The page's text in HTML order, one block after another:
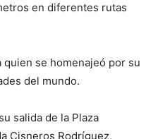
en diferentes rutas
quien se homenajeó por su
del mundo.
salida de la Plaza
Cisneros Rodríguez,